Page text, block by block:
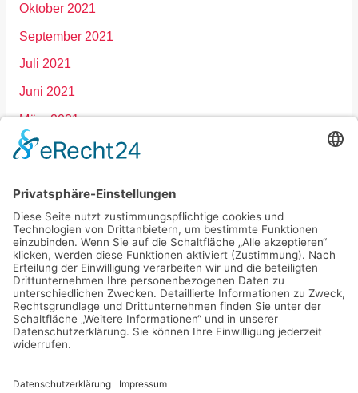
Oktober 2021
September 2021
Juli 2021
Juni 2021
März 2021
Januar 2021
September 2020
März 2020
Februar 2020